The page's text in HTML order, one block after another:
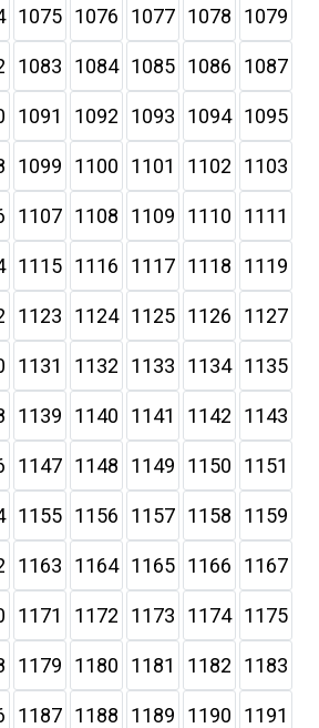
1075 1076 1077 1078 1079
1083 1084 1085 1086 1087
1091 1092 1093 1094 1095
1099 1100 1101 1102 1103
1107 1108 1109 1110 1111
1115 1116 1117 1118 1119
1123 1124 1125 1126 1127
1131 1132 1133 1134 1135
1139 1140 1141 1142 1143
1147 1148 1149 1150 1151
1155 1156 1157 1158 1159
1163 1164 1165 1166 1167
1171 1172 1173 1174 1175
1179 1180 1181 1182 1183
1187 1188 1189 1190 1191